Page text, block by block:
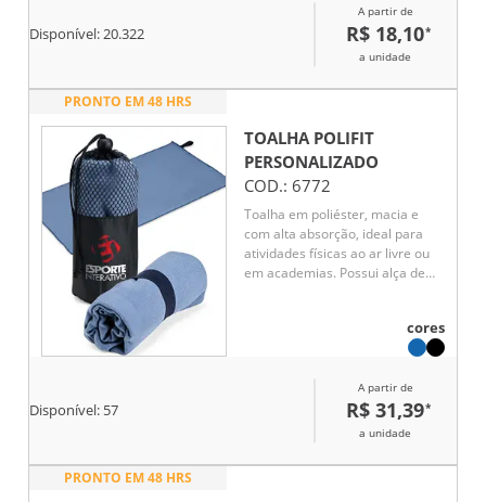
Disponível:20.322
A partir de
R$ 18,10*
a unidade
PRONTO EM 48 HRS
TOALHA POLIFIT
PERSONALIZADO
COD.: 6772
Toalha em poliéster, macia e
com alta absorção, ideal para
atividades físicas ao ar livre ou
em academias. Possui alça de
cores
Disponível: 57
A partir de
R$ 31,39*
a unidade
PRONTO EM 48 HRS